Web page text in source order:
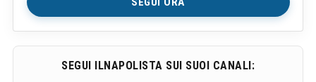
SEGUI ILNAPOLISTA SUI SUOI CANALI: